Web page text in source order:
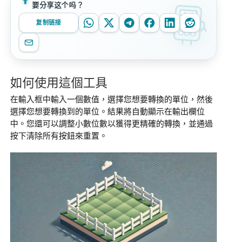
要分享这个吗？
复制链接
如何使用這個工具
在輸入框中輸入一個數值，選擇您想要轉換的單位，然後
選擇您想要轉換到的單位。結果將自動顯示在輸出欄位
中。您還可以調整小數位數以獲得更精確的轉換，並通過
按下清除所有按鈕來重置。